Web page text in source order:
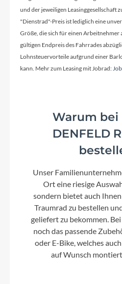
Aluminium
ACID Numove 25T,
Lenker
und der jeweiligen Leasinggesellschaft
"Dienstrad"-Preis ist lediglich eine
Größe, die sich für einen Arbeitnehmer
gültigen Endpreis des Fahrrades
Lohnsteuervorteile aufgrund einer
kann. Mehr zum Leasing mit Jobrad:
Warum bei
DENFELD
Unser
Ort eine riesige
sondern bietet auch
Traumrad zu bestellen
geliefert zu bekommen.
noch das passende
oder E-Bike, welches
auf Wunsch